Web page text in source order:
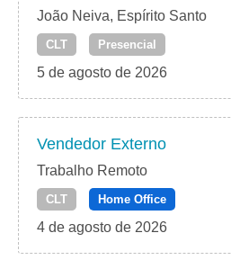
João Neiva, Espírito Santo
CLT Presencial
5 de agosto de 2026
Vendedor Externo
Trabalho Remoto
CLT Home Office
4 de agosto de 2026